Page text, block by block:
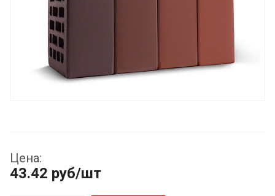
Цена:
43.42 руб/шт